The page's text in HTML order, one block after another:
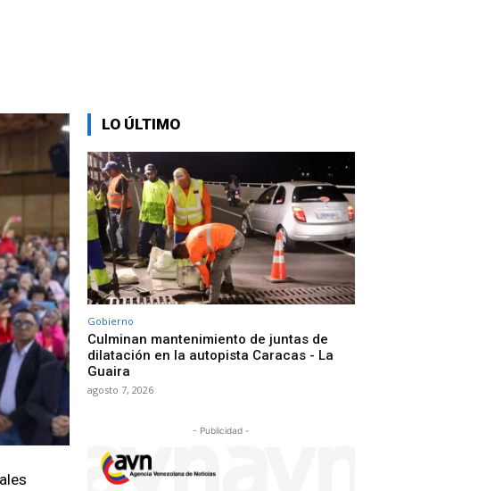
LO ÚLTIMO
Gobierno
Culminan mantenimiento de juntas de
dilatación en la autopista Caracas - La
Guaira
agosto 7, 2026
- Publicidad -